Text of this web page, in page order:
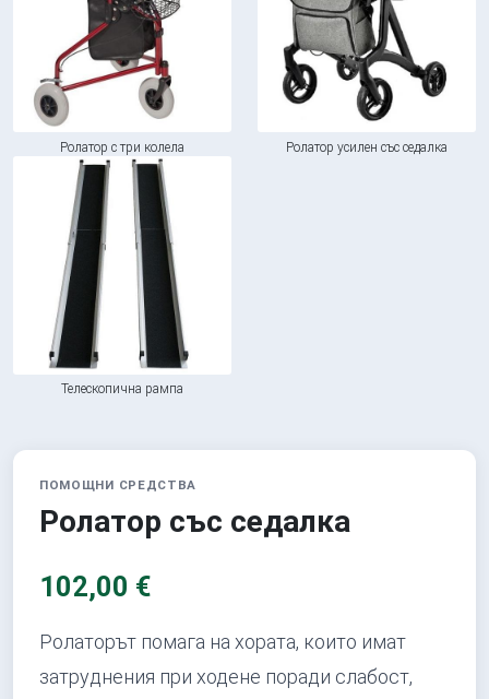
Ролатор с три колела Ролатор усилен със седалка
Телескопична рампа
ПОМОЩНИ СРЕДСТВА
Ролатор със седалка
102,00 €
Ролаторът помага на хората, които имат
затруднения при ходене поради слабост,